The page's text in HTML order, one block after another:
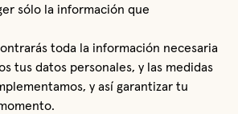
sólo la información que
toda la información necesaria
tus datos personales, y las medidas
y así garantizar tu